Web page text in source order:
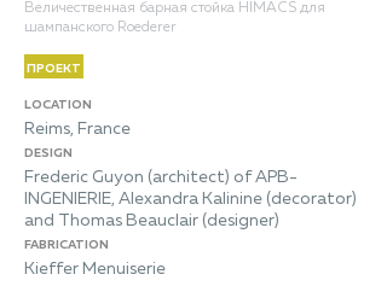
​Величественная барная стойка HIMACS для
шампанского Roederer
ПРОЕКТ
LOCATION
Reims, France
DESIGN
Frederic Guyon (architect) of APB-
INGENIERIE, Alexandra Kalinine (decorator)
and Thomas Beauclair (designer)
FABRICATION
Kieffer Menuiserie